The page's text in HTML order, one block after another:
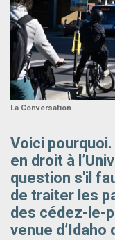
La Conversation
Voici
en droit à
question s'il
de traiter les
des cédez-le-
venue